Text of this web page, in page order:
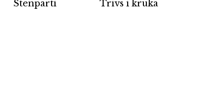
Stenparti Trivs i kruka